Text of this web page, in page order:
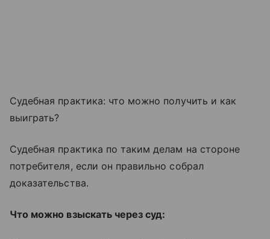
Судебная практика: что можно получить и как
выиграть?
Судебная практика по таким делам на стороне
потребителя, если он правильно собрал
доказательства.
Что можно взыскать через суд: